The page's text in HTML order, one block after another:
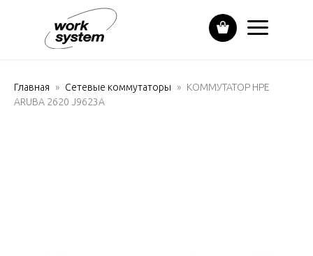
Главная Сетевые коммутаторы
КОММУТАТОР HPE
ARUBA 2620 J9623A